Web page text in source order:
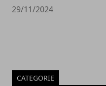
29/11/2024
CATEGORIE